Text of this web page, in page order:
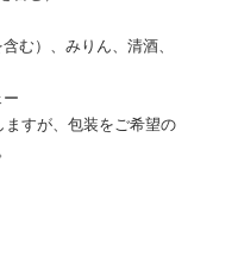
む）、みりん、清酒、
すが、包装をご希望の